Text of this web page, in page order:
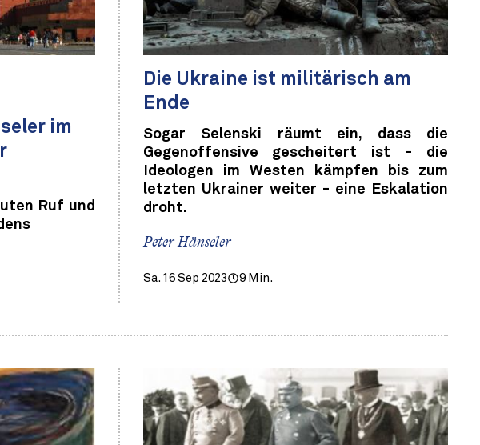
im
Ruf und
Die Ukraine ist militärisch am
Ende
Sogar Selenski räumt ein, dass die
Gegenoffensive gescheitert ist - die
Ideologen im Westen kämpfen bis zum
letzten Ukrainer weiter - eine Eskalation
droht.
Peter Hänseler
Sa. 16 Sep 2023 9 Min.